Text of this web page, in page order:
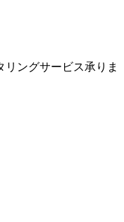
ングサービス承りま